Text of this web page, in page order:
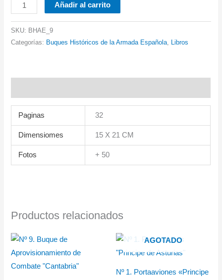
9.
Submarinos
"Isaac
cantidad
Añadir al carrito
SKU: BHAE_9
Categorías: Buques Históricos de la Armada Española, Libros
Paginas 32
Dimensiomes 15 X 21 CM
Fotos + 50
Productos relacionados
AGOTADO
Nº 1. Portaaviones «Principe